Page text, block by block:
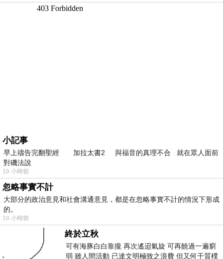
小記事
早上禱告完翻聖經 加拉太書2 與福音的真理不合 就在眾人面前
對磯法說
10 小時前
忽略事實不計
大部分的政治意見和社會溝通意見，都是在忽略事實不計的情況下形成
的。
10 小時前
終於立秋
可有海豚白白靠攏 再次遙迢氣旋 可再饒過一遍窮
弱 雖人間活動 已達文明極致之浪費 但又何干質樸